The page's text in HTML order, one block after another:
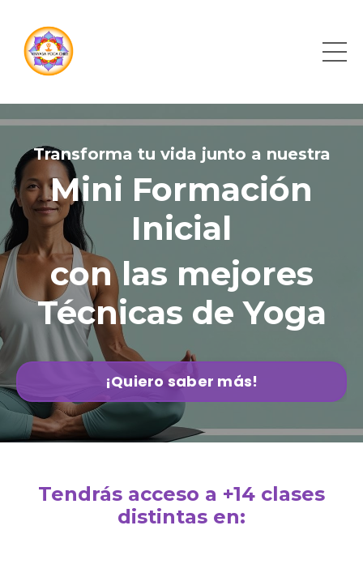
Transforma tu vida junto a nuestra
Mini Formación
Inicial
con las mejores
Técnicas de Yoga
¡Quiero saber más!
Tendrás acceso a +14 clases
distintas en: